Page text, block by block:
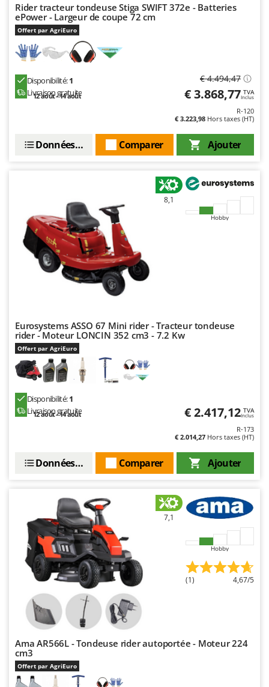
Philips
Pramac
Prismafood
R
R.G.V.
Rato
River Systems
Robomow
Rossofuoco
Rover Pompe
S
S.T.P.
Santos
Schnitzer
Silky
Sirman
Smartwood
Smeg
Snapper
Solidur
Spice Electronics
Spiralmac
Spring Protezione
Spyro
Stanley
Rider tracteur tondeuse Stiga SWIFT 372e - Batteries
ePower - Largeur de coupe 72 cm
Offert par AgriEuro
Disponibilité:1
Livraison gratuite
12 août - 14 août
€ 4.494,47
€ 3.868,77 TVA
Inclus
R-120
€ 3.223,98 Hors taxes (HT)
Ajouter
Comparer
Données techniques
8,1
Hobby
Eurosystems ASSO 67 Mini rider - Tracteur tondeuse
rider - Moteur LONCIN 352 cm3 - 7.2 Kw
Offert par AgriEuro
Disponibilité:1
Livraison gratuite
12 août - 14 août € 2.417,12 TVA
Inclus
R-173
€ 2.014,27 Hors taxes (HT)
Ajouter
Comparer
Données techniques
7,1
Hobby
(1) 4,67/5
Ama AR566L - Tondeuse rider autoportée - Moteur 224
cm3
Offert par AgriEuro